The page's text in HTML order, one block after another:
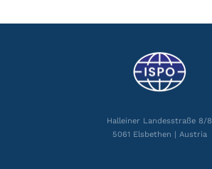
Halleiner Landesstraße 8/8
5061 Elsbethen | Austria